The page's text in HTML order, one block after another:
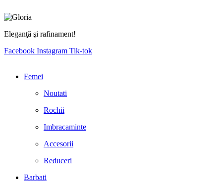
Eleganţă şi rafinament!
Facebook Instagram Tik-tok
Femei
Noutati
Rochii
Imbracaminte
Accesorii
Reduceri
Barbati